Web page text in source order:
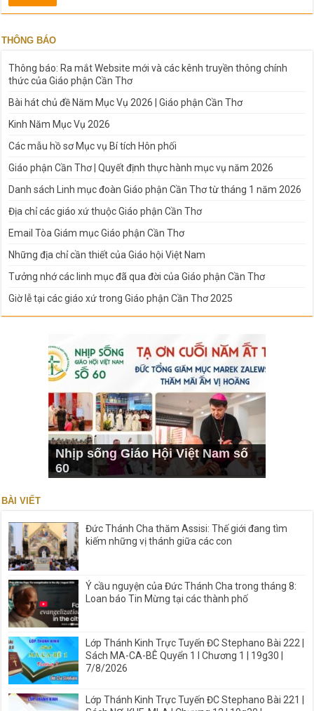
THÔNG BÁO
Thông báo: Ra mắt Website mới và các kênh truyền thông chính
thức của Giáo phận Cần Thơ
Bài hát chủ đề Năm Mục Vụ 2026 | Giáo phận Cần Thơ
Kinh Năm Mục Vụ 2026
Các mẫu hồ sơ Mục vụ Bí tích Hôn phối
Giáo phận Cần Thơ | Quyết định thực hành mục vụ năm 2026
Danh sách Linh mục đoàn Giáo phận Cần Thơ từ tháng 1 năm 2026
Địa chỉ các giáo xứ thuộc Giáo phận Cần Thơ
Email Tòa Giám mục Giáo phận Cần Thơ
Những địa chỉ cần thiết của Giáo hội Việt Nam
Tưởng nhớ các linh mục đã qua đời của Giáo phận Cần Thơ
Giờ lễ tại các giáo xứ trong Giáo phận Cần Thơ 2025
Nhịp sống Giáo Hội Việt Nam số
60
BÀI VIẾT
Đức Thánh Cha thăm Assisi: Thế giới đang tìm
kiếm những vị thánh giữa các con
Ý cầu nguyện của Đức Thánh Cha trong tháng 8:
Loan báo Tin Mừng tại các thành phố
Lớp Thánh Kinh Trực Tuyến ĐC Stephano Bài 222 |
Sách MA-CA-BÊ Quyển 1 I Chương 1 | 19g30 |
7/8/2026
Lớp Thánh Kinh Trực Tuyến ĐC Stephano Bài 221 |